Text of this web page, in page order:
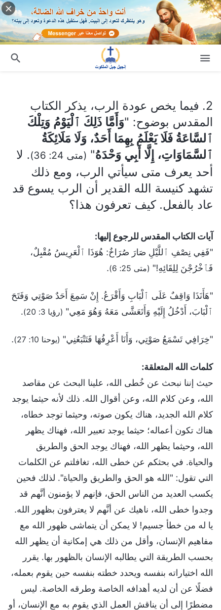
2. فيما يخص عودة الرب، يذكر الكتاب
المقدس بوضوح: "وَأَمَّا ذَلِكَ ٱلْيَوْمُ وَتِلْكَ
ٱلسَّاعَةُ فَلَا يَعْلَمُ بِهِمَا أَحَدٌ، وَلَا مَلَائِكَةُ
ٱلسَّمَاوَاتِ، إِلَّا أَبِي وَحْدَهُ" (متى 24: 36)
. لا
أحد يعرف متى سيأتي الرب، ومع ذلك
تشهد كنيسة الله القدير أن الرب يسوع قد
عاد بالفعل. كيف تعرفون هذا؟
آيات الكتاب المقدس للرجوع إليها:
"فَفِي نِصْفِ ٱللَّيْلِ صَارَ صُرَاخٌ: هُوَذَا ٱلْعَرِيسُ مُقْبِلٌ،
فَٱخْرُجْنَ لِلِقَائِهِ!" (متى 25: 6) .
"هَأَنَذَا وَاقِفٌ عَلَى ٱلْبَابِ وَأَقْرَعُ. إِنْ سَمِعَ أَحَدٌ صَوْتِي وَفَتَحَ
ٱلْبَابَ، أَدْخُلُ إِلَيْهِ وَأَتَعَشَّى مَعَهُ وَهُوَ مَعِي" (رؤيا 3: 20) .
"خِرَافِي تَسْمَعُ صَوْتِي، وَأَنَا أَعْرِفُهَا فَتَتْبَعُنِي" (يوحنا 10: 27) .
كلمات الله المتعلقة:
حيث إننا نبحث عن خُطى الله، علينا البحث عن مقاصد
الله، وعن كلام الله، وعن أقوال الله. ذلك لأنه حيثما يوجد
كلام الله الجديد، هناك يكون صوته، وحيثما توجد خطاه،
هناك تكون أعماله؛ حيثما يوجد تعبير الله، فهناك يظهر
الله، وحيثما يظهر الله، فهناك يوجد الحق والطريق
والحياة. في بحثكم عن خطى الله، تغافلتم عن الكلمات
التي تقول: "الله هو الحق والطريق والحياة". لذلك فحين
يكسب العديد من الناس الحق، فإنهم لا يؤمنون أنَّهم قد
وجدوا خطى الله، ناهيك عن أنَّهم لا يعترفون بظهور الله.
يا له من خطأ جسيم! لا يمكن أن يتماشى ظهور الله مع
مفاهيم الإنسان، وأقل من ذلك هي إمكانية أن يظهر الله
بحسب الطريقة التي يطالبه الإنسان بالظهور بها. يقرر
الله اختياراته بنفسه ويحدد خطته بنفسه حين يقوم بعمله،
فضلًا عن أن لديه أهدافه الخاصة وطرقه الخاصة. ليس
مضطرًا إلى أن يناقش العمل الذي يقوم به مع الإنسان، أو